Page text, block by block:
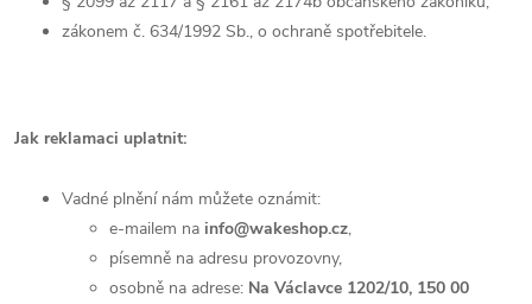
zákonem č. 634/1992 Sb., o ochraně spotřebitele.
Jak reklamaci uplatnit:
Vadné plnění nám můžete oznámit:
e-mailem na info@wakeshop.cz,
písemně na adresu provozovny,
osobně na adrese: Na Václavce 1202/10, 150 00